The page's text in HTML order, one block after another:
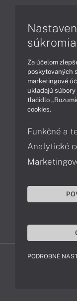
Podpora a
043
HP-SHOP
súkromia
Za účelom
poskytovaných
marketingové
ukladajú
tlačidlo
cookies.
Funkčné a
Analytické
PODROBNÉ